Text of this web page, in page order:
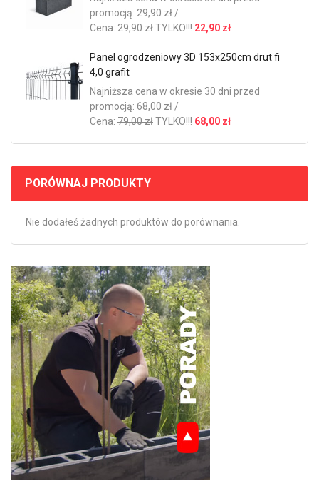
promocją: 29,90 zł /
Cena: 29,90 złTYLKO!!! 22,90 zł
Panel ogrodzeniowy 3D 153x250cm drut fi
4,0 grafit
Najniższa cena w okresie 30 dni przed
promocją: 68,00 zł /
Cena: 79,00 złTYLKO!!! 68,00 zł
PORÓWNAJ PRODUKTY
Nie dodałeś żadnych produktów do porównania.